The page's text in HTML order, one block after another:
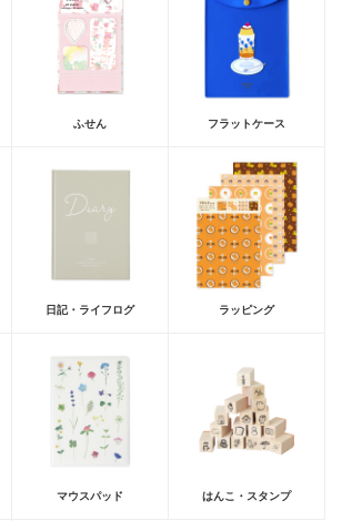
ふせん フラットケース
日記・ライフログ ラッピング
マウスパッド はんこ・スタンプ